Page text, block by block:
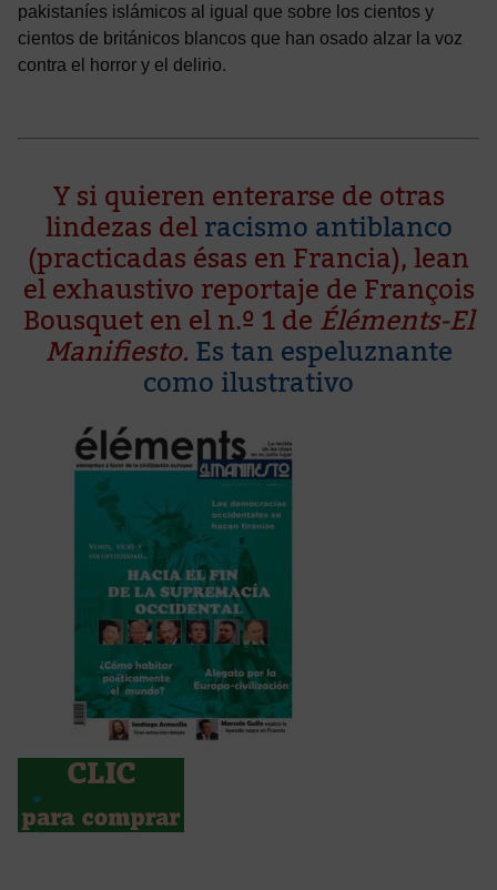
pakistaníes islámicos al igual que sobre los cientos y
cientos de británicos blancos que han osado alzar la voz
contra el horror y el delirio.
Y si quieren enterarse de otras
lindezas delracismo antiblanco
(practicadas ésas en Francia), lean
el exhaustivo reportaje de François
Bousquet en el n.º 1 deÉléments-El
Manifiesto.Es tan espeluznante
como ilustrativo